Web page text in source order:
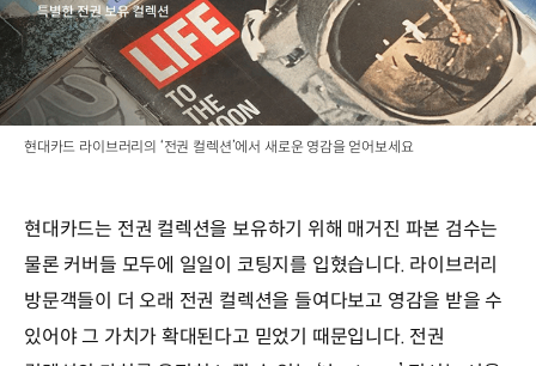
현대카드 라이브러리의 ‘전권 컬렉션’에서 새로운 영감을 얻어보세요
현대카드는 전권 컬렉션을 보유하기 위해 매거진 파본 검수는
물론 커버들 모두에 일일이 코팅지를 입혔습니다. 라이브러리
방문객들이 더 오래 전권 컬렉션을 들여다보고 영감을 받을 수
있어야 그 가치가 확대된다고 믿었기 때문입니다. 전권